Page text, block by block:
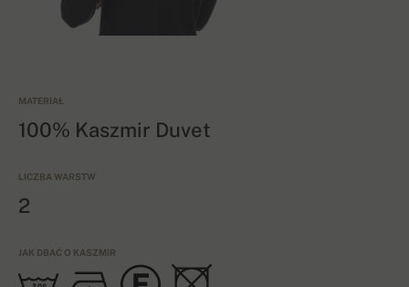
MATERIAŁ
100% Kaszmir Duvet
LICZBA WARSTW
2
JAK DBAĆ O KASZMIR